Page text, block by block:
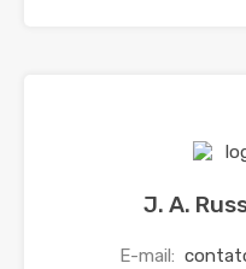
J. A.
E-mail: